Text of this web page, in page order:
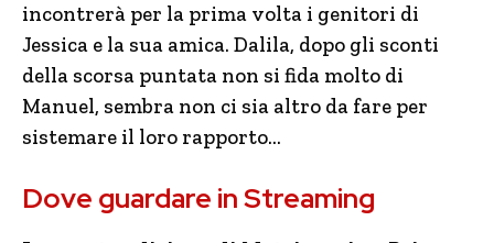
incontrerà per la prima volta i genitori di
Jessica e la sua amica. Dalila, dopo gli sconti
della scorsa puntata non si fida molto di
Manuel, sembra non ci sia altro da fare per
sistemare il loro rapporto…
Dove guardare in Streaming